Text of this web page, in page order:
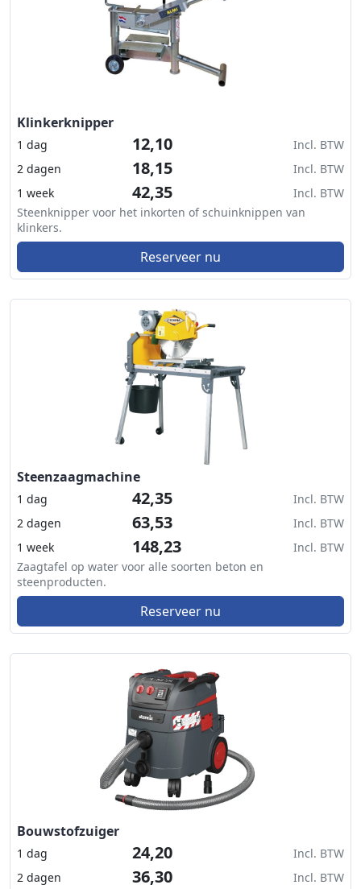
Klinkerknipper
1 dag 12,10
Incl. BTW
2 dagen
18,15
Incl. BTW
1 week
42,35
Incl. BTW
Steenknipper voor het inkorten of schuinknippen van
klinkers.
Reserveer nu
Steenzaagmachine
1 dag 42,35
Incl. BTW
2 dagen
63,53
Incl. BTW
1 week
148,23
Incl. BTW
Zaagtafel op water voor alle soorten beton en
steenproducten.
Reserveer nu
Bouwstofzuiger
1 dag 24,20
Incl. BTW
2 dagen
36,30
Incl. BTW